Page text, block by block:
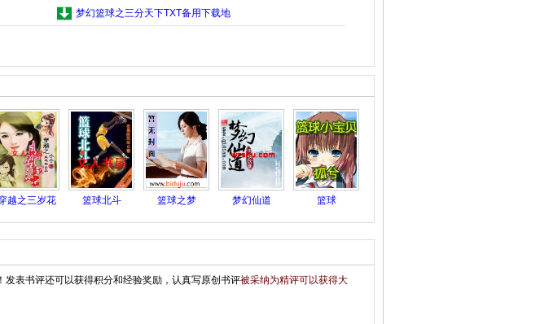
梦幻篮球之三分天下TXT备用下载地
越之三岁花
魁戏郎君
篮球北斗 篮球之梦 梦幻仙道 篮球
发表书评还可以获得积分和经验奖励，认真写原创书评被采纳为精评可以获得大